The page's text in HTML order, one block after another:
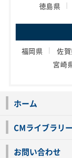
徳島県
福岡県 佐
宮崎
ホーム
CMライブラリー
お問い合わせ